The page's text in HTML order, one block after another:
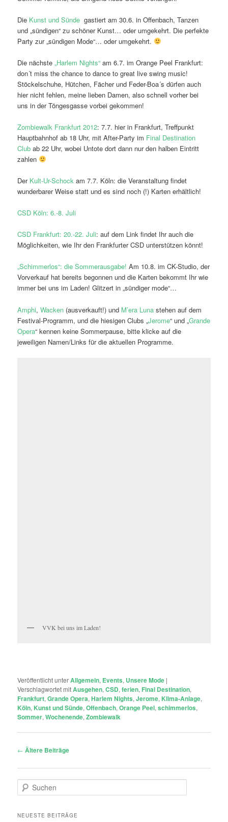
Die Kunst und Sünde gastiert am 30.6. in Offenbach, Tanzen
und „sündigen“ zu schöner Kunst… oder umgekehrt. Die perfekte
Party zur „sündigen Mode“… oder umgekehrt.
Die nächste„Harlem Nights“am 6.7. im Orange Peel Frankfurt:
don´t miss the chance to dance to great live swing music!
Stöckelschuhe, Hütchen, Fächer und Feder-Boa´s dürfen auch
hier nicht fehlen, meine lieben Damen, also schnell vorher bei
uns in der Töngesgasse vorbei gekommen!
Zombiewalk Frankfurt 2012: 7.7. hier in Frankfurt, Treffpunkt
Hauptbahnhof ab 18 Uhr, mit After-Party im Final Destination
Club ab 22 Uhr, wobei Untote dort dann nur den halben Eintritt
zahlen
DerKult-Ur-Schock am 7.7. Köln: die Veranstaltung findet
wunderbarer Weise statt und es sind noch (!) Karten erhältlich!
CSD Köln: 6.-8. Juli
CSD Frankfurt: 20.-22. Juli: auf dem Link findet Ihr auch die
Möglichkeiten, wie Ihr den Frankfurter CSD unterstützen könnt!
„Schimmerlos“: die Sommerausgabe! Am 10.8. im CK-Studio, der
Vorverkauf hat bereits begonnen und die Karten bekommt Ihr wie
immer bei uns im Laden! Glitzert in „sündiger mode“…
Amphi,Wacken (ausverkauft!) und M’era Luna stehen auf dem
Festival-Programm, und die hiesigen Clubs „Jerome“ und „Grande
Opera“ kennen keine Sommerpause, bitte klicke auf die
jeweiligen Namen/Links für die aktuellen Programme.
VVK bei uns im Laden!
Veröffentlicht unterAllgemein, Events, Unsere Mode |
Verschlagwortet mitAusgehen,CSD,ferien, Final Destination,
Frankfurt,Grande Opera,Harlem Nights,Jerome, Klima-Anlage,
Köln, Kunst und Sünde,Offenbach,Orange Peel,schimmerlos,
Sommer,Wochenende,Zombiewalk
Beitragsnavigation
← Ältere Beiträge
u
h
NEUESTE BEITRÄGE